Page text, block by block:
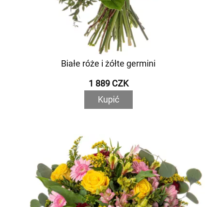
Białe róże i żółte germini
1 889 CZK
Kupić